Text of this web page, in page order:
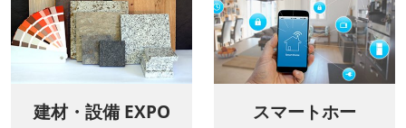
建材・設備 EXPO
スマートホー